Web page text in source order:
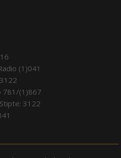
(1)041
781/(1)867
3122